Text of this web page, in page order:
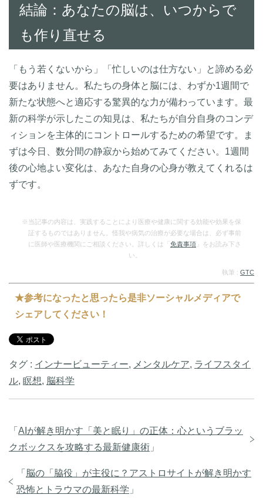
結論：あなたの脳は、いつからで
も作り直せる
「もう若くないから」「忙しいのは仕方ない」と諦める必
要はありません。私たちの身体と脳には、わずか1週間で
新たな状態へと適応する驚異的な力が備わっています。最
新の科学が示したこの知見は、私たちが自分自身のコンデ
ィションを主体的にコントロールするための希望です。ま
ずは今日、数分間の静寂から始めてみてください。1週間
後の心地よい変化は、あなた自身の心身が教えてくれるは
ずです。
※当記事の内容は、実践することにより医療や健康に関する効能や効果を保
証するものではありません。怪我や病気の治療が必要な場合は、必ず事前
に医師や医療機関にご相談ください。詳しくは「 免責事項 」をお読み下さ
い。
執筆 : GTC
★参考になったと思ったら是非ソーシャルメディアで
シェアしてください！
タグ : インナービューティー, メンタルケア, ライフスタイ
ル, 瞑想, 脳科学
「 AIが解き明かす「美と眠り」の正体：心というブラッ
クボックスを攻略する最新健康術 」
「 脳の「脇役」が主役に？アストロサイトが解き明かす
恐怖とトラウマの最新科学 」